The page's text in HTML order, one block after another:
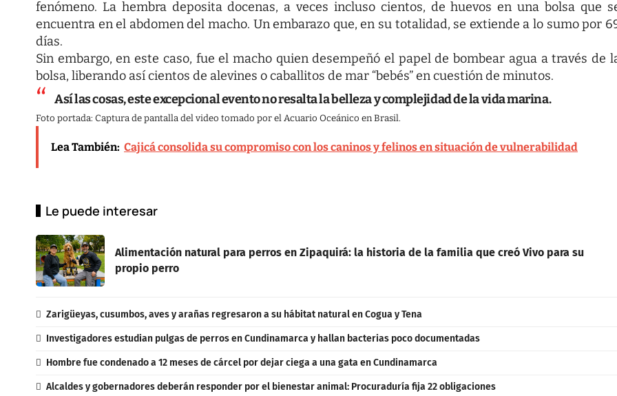
fenómeno. La hembra deposita docenas, a veces incluso cientos, de huevos en una bolsa que
encuentra en el abdomen del macho. Un embarazo que, en su totalidad, se extiende a lo sumo por
días.
Sin embargo, en este caso, fue el macho quien desempeñó el papel de bombear agua a través de
bolsa, liberando así cientos de alevines o caballitos de mar “bebés” en cuestión de minutos.
Así las cosas, este excepcional evento no resalta la belleza y complejidad de la vida marina.
Foto portada: Captura de pantalla del video tomado por el Acuario Oceánico en Brasil.
Lea También: Cajicá consolida su compromiso con los caninos y felinos en situación de vulnerabilidad
Le puede interesar
Alimentación natural para perros en Zipaquirá: la historia de la familia que creó Vivo para su
propio perro
Zarigüeyas, cusumbos, aves y arañas regresaron a su hábitat natural en Cogua y Tena
Investigadores estudian pulgas de perros en Cundinamarca y hallan bacterias poco documentadas
Hombre fue condenado a 12 meses de cárcel por dejar ciega a una gata en Cundinamarca
Alcaldes y gobernadores deberán responder por el bienestar animal: Procuraduría fija 22 obligaciones